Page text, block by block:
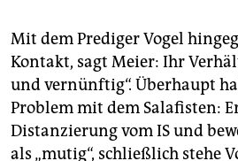
Mit dem Prediger Vogel
Kontakt, sagt Meier: Ihr
und vernünftig“. Überhaupt
Problem mit dem Salafisten:
Distanzierung vom IS und
als „mutig“, schließlich stehe